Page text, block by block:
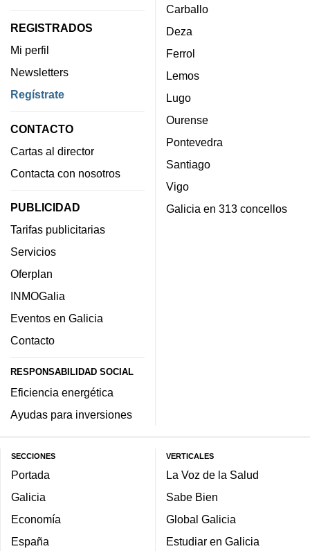
REGISTRADOS
Mi perfil
Newsletters
Regístrate
CONTACTO
Cartas al director
Contacta con nosotros
PUBLICIDAD
Tarifas publicitarias
Servicios
Oferplan
INMOGalia
Eventos en Galicia
Contacto
RESPONSABILIDAD SOCIAL
Eficiencia energética
Ayudas para inversiones
Carballo
Deza
Ferrol
Lemos
Lugo
Ourense
Pontevedra
Santiago
Vigo
Galicia en 313 concellos
SECCIONES
Portada
Galicia
Economía
España
VERTICALES
La Voz de la Salud
Sabe Bien
Global Galicia
Estudiar en Galicia